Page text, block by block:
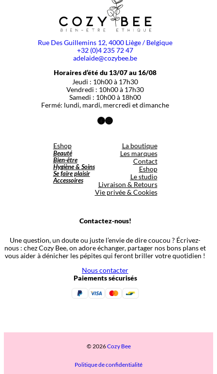
Rue Des Guillemins 12, 4000 Liège / Belgique
+32 (0)4 235 72 47
adelaide@cozybee.be
Horaires d’été du 13/07 au 16/08
Jeudi : 10h00 à 17h30
Vendredi : 10h00 à 17h30
Samedi : 10h00 à 18h00
Fermé: lundi, mardi, mercredi et dimanche
Facebook
Instagram
Eshop
Beauté
Bien-être
Hygiène & Soins
Se faire plaisir
Accessoires
La boutique
Les marques
Contact
Eshop
Le studio
Livraison & Retours
Vie privée & Cookies
Contactez-nous!
Une question, un doute ou juste l’envie de dire coucou ? Écrivez-
nous : chez Cozy Bee, on adore échanger, partager nos bons plans et
vous aider à dénicher les pépites qui feront briller votre quotidien !
Nous contacter
Paiements sécurisés
© 2026Cozy Bee
Politique de confidentialité